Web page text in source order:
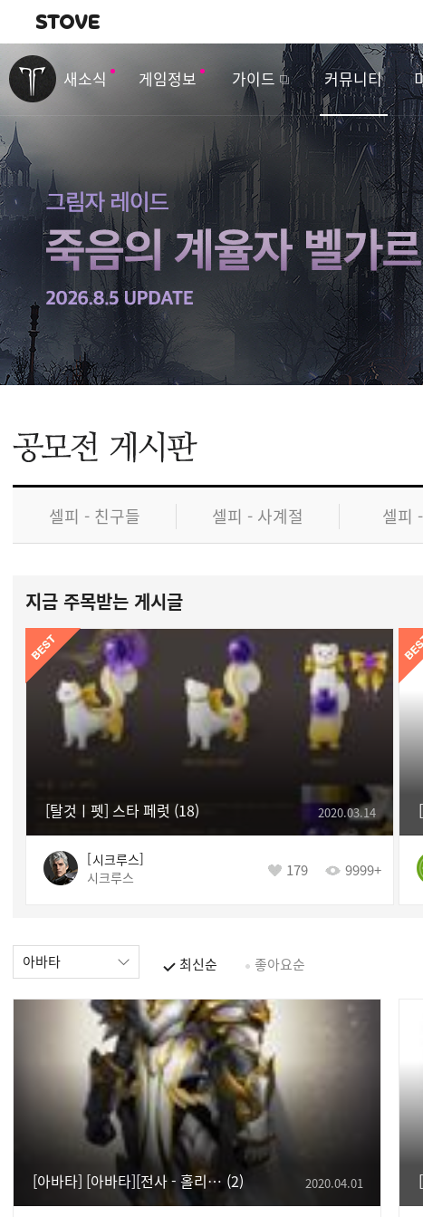
내비게이션
새소식 게임정보 가이드 커뮤니티
벤
트
&
업
데
이
트
셀피 - 친구들 셀피 - 사계절 셀피
지금 주목받는 게시글
[탈것ㅣ펫] 스타 페럿 18
시크루스
시크루스
179 9999+
2020.03.14
아바타 최신순 좋아요순
[아바타] [아바타][전사 - 홀리나이트] 2 2020.04.01